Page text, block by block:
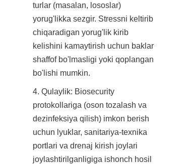
turlar (masalan, lososlar)
yorug'likka sezgir. Stressni keltirib
chiqaradigan yorug'lik kirib
kelishini kamaytirish uchun baklar
shaffof bo'lmasligi yoki qoplangan
bo'lishi mumkin.
4. Qulaylik: Biosecurity
protokollariga (oson tozalash va
dezinfeksiya qilish) imkon berish
uchun lyuklar, sanitariya-texnika
portlari va drenaj kirish joylari
joylashtirilganligiga ishonch hosil